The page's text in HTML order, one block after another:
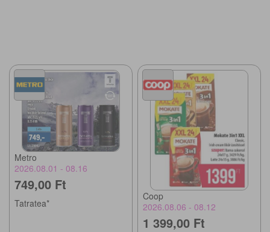
Metro
2026.08.01 - 08.16
749,00 Ft
Tatratea*
Coop
2026.08.06 - 08.12
1 399,00 Ft